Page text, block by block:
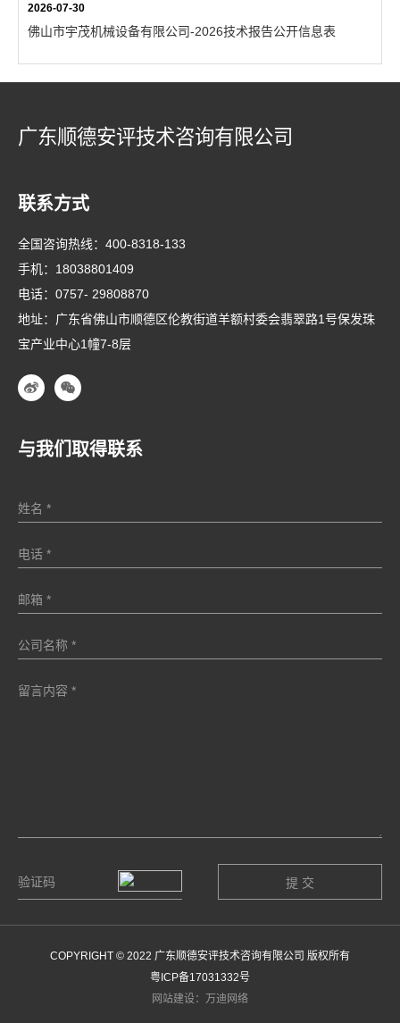
2026-07-30
佛山市宇茂机械设备有限公司-2026技术报告公开信息表
广东顺德安评技术咨询有限公司
联系方式
全国咨询热线： 400-8318-133
手机： 18038801409
电话： 0757- 29808870
地址：广东省佛山市顺德区伦教街道羊额村委会翡翠路1号保发珠
宝产业中心1幢7-8层
与我们取得联系
COPYRIGHT © 2022 广东顺德安评技术咨询有限公司 版权所有
粤ICP备17031332号
网站建设：万迪网络